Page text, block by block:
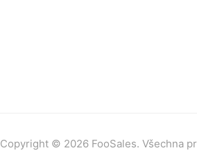
Copyright © 2026 FooSales. Všechna